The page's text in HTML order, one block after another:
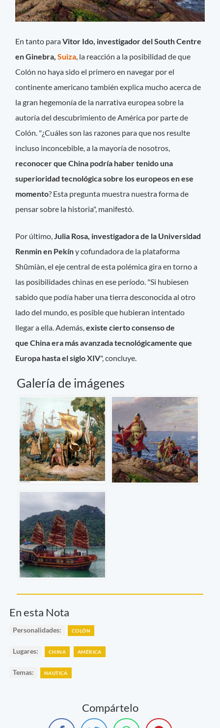
En tanto paraVitor Ido, investigador del South Centre
en Ginebra,Suiza, la reacción a la posibilidad de que
Colón no haya sido el primero en navegar por el
continente americano también explica mucho acerca de
la gran hegemonía de la narrativa europea sobre la
autoría del descubrimiento de América por parte de
Colón. "¿Cuáles son las razones para que nos resulte
incluso inconcebible, a la mayoría de nosotros,
reconocer que China podría haber tenido una
superioridad tecnológica sobre los europeos en ese
momento? Esta pregunta muestra nuestra forma de
pensar sobre la historia", manifestó.
Por último,Julia Rosa, investigadora de la Universidad
Renmin en Pekíny cofundadora de la plataforma
Shūmiàn, el eje central de esta polémica gira en torno a
las posibilidades chinas en ese período. "Si hubiesen
sabido que podía haber una tierra desconocida al otro
lado del mundo, es posible que hubieran intentado
llegar a ella. Además,existe cierto consenso de
que China era más avanzada tecnológicamente que
Europa hasta el siglo XIV", concluye.
Galería de imágenes
En esta Nota
Personalidades: COLÓN
Lugares: CHINA AMÉRICA
Temas: NAUTICA
Compártelo